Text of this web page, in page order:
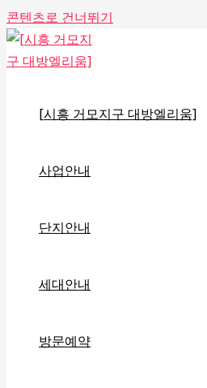
콘텐츠로 건너뛰기
[시흥 거모지구 대방엘리움]
사업안내
단지안내
세대안내
방문예약